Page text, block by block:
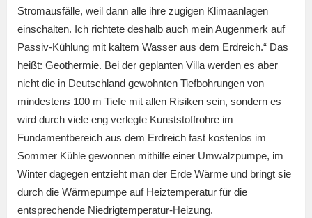
Stromausfälle, weil dann alle ihre zugigen Klimaanlagen
einschalten. Ich richtete deshalb auch mein Augenmerk auf
Passiv-Kühlung mit kaltem Wasser aus dem Erdreich.“ Das
heißt: Geothermie. Bei der geplanten Villa werden es aber
nicht die in Deutschland gewohnten Tiefbohrungen von
mindestens 100 m Tiefe mit allen Risiken sein, sondern es
wird durch viele eng verlegte Kunststoffrohre im
Fundamentbereich aus dem Erdreich fast kostenlos im
Sommer Kühle gewonnen mithilfe einer Umwälzpumpe, im
Winter dagegen entzieht man der Erde Wärme und bringt sie
durch die Wärmepumpe auf Heiztemperatur für die
entsprechende Niedrigtemperatur-Heizung.